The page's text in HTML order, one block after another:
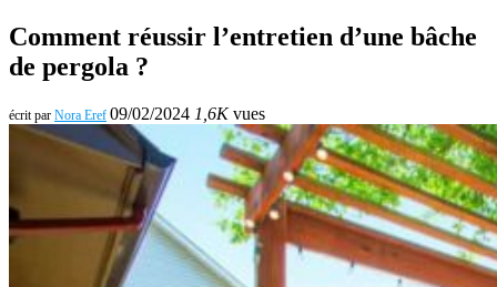
Comment réussir l’entretien d’une bâche
de pergola ?
écrit par Nora Eref 09/02/2024 1,6Kvues